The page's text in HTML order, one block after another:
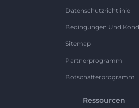
Datenschutzrichtlinie
Bedingungen Und
Sitemap
Partnerprogramm
Botschafterprogramm
Ressourcen